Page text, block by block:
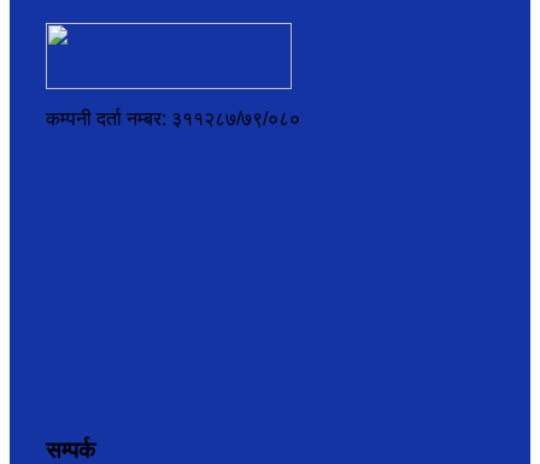
कम्पनी दर्ता नम्बर: ३११२८७/७९/०८०
सम्पर्क